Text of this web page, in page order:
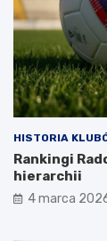
HISTORIA
Rankingi
hierarchii
4 marca